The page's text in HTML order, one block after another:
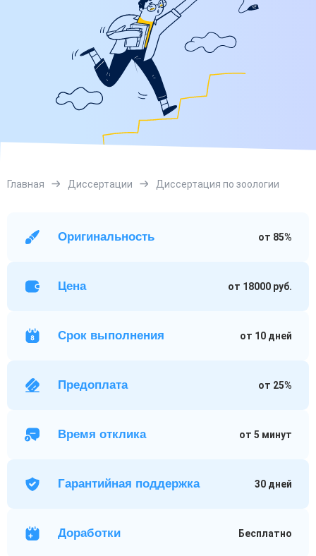
Главная Диссертации Диссертация по зоологии
Оригинальность от 85%
Цена от 18000 руб.
Срок выполнения от 10 дней
Предоплата от 25%
Время отклика от 5 минут
Гарантийная поддержка 30 дней
Доработки Бесплатно